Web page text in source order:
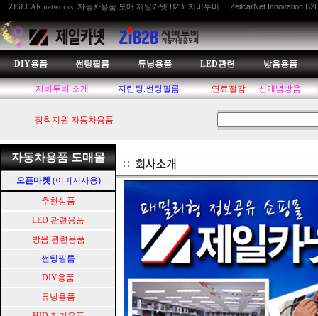
ZEiLCAR networks. 자동차용품 도매 제일카넷 B2B, 지비투비.....ZeilcarNet Innovation
DIY용품 썬팅필름 튜닝용품 LED관련 방음용품
지비투비 소개 지틴팅.썬팅필름 연료절감 신개념방음
장착지원 자동차용품
자동차용품 도매몰
오픈마켓 (이미지사용)
추천상품
LED 관련용품
방음 관련용품
썬팅필름
DIY용품
튜닝용품